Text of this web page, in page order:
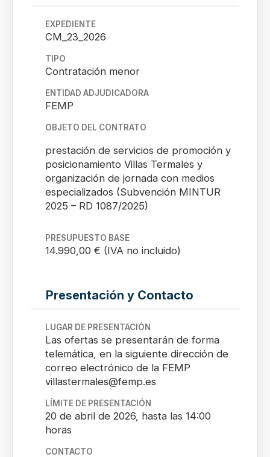
EXPEDIENTE
CM_23_2026
TIPO
Contratación menor
ENTIDAD ADJUDICADORA
FEMP
OBJETO DEL CONTRATO
prestación de servicios de promoción y
posicionamiento Villas Termales y
organización de jornada con medios
especializados (Subvención MINTUR
2025 – RD 1087/2025)
PRESUPUESTO BASE
14.990,00 € (IVA no incluido)
Presentación y Contacto
LUGAR DE PRESENTACIÓN
Las ofertas se presentarán de forma
telemática, en la siguiente dirección de
correo electrónico de la FEMP
villastermales@femp.es
LÍMITE DE PRESENTACIÓN
20 de abril de 2026, hasta las 14:00
horas
CONTACTO